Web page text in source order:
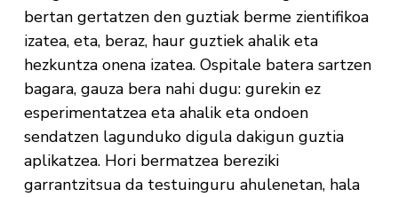
bertan gertatzen den guztiak berme zientifikoa
izatea, eta, beraz, haur guztiek ahalik eta
hezkuntza onena izatea. Ospitale batera sartzen
bagara, gauza bera nahi dugu: gurekin ez
esperimentatzea eta ahalik eta ondoen
sendatzen lagunduko digula dakigun guztia
aplikatzea. Hori bermatzea bereziki
garrantzitsua da testuinguru ahulenetan, hala